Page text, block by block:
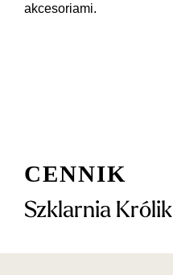
akcesoriami.
Cennik
Szklarnia Królik